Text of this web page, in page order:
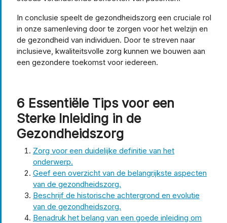
In conclusie speelt de gezondheidszorg een cruciale rol
in onze samenleving door te zorgen voor het welzijn en
de gezondheid van individuen. Door te streven naar
inclusieve, kwaliteitsvolle zorg kunnen we bouwen aan
een gezondere toekomst voor iedereen.
6 Essentiële Tips voor een
Sterke Inleiding in de
Gezondheidszorg
Zorg voor een duidelijke definitie van het
onderwerp.
Geef een overzicht van de belangrijkste aspecten
van de gezondheidszorg.
Beschrijf de historische achtergrond en evolutie
van de gezondheidszorg.
Benadruk het belang van een goede inleiding om